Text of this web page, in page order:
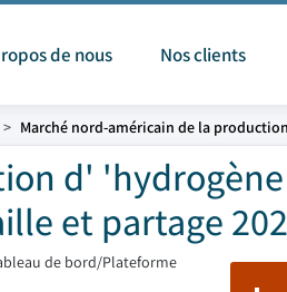
de nous Nos clients
Marché nord-américain de la
d'
et partage
de bord/Plateforme